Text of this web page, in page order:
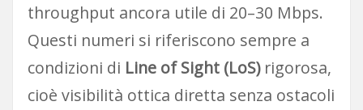
throughput ancora utile di 20–30 Mbps.
Questi numeri si riferiscono sempre a
condizioni di Line of Sight (LoS)rigorosa,
cioè visibilità ottica diretta senza ostacoli